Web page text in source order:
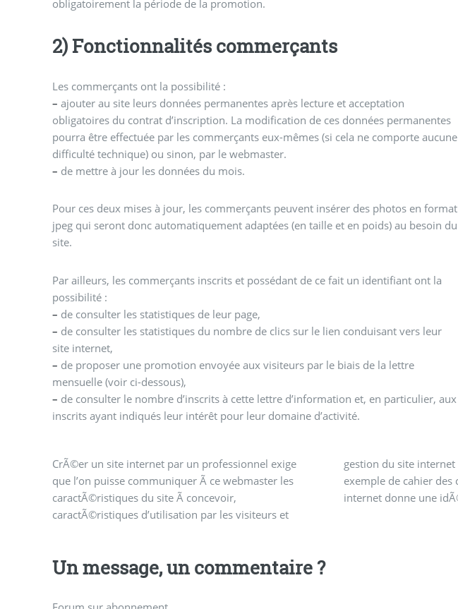
obligatoirement la période de la promotion.
2) Fonctionnalités commerçants
Les commerçants ont la possibilité :
– ajouter au site leurs données permanentes après lecture et acceptation
obligatoires du contrat d’inscription. La modification de ces données permanentes
pourra être effectuée par les commerçants eux-mêmes (si cela ne comporte aucune
difficulté technique) ou sinon, par le webmaster.
– de mettre à jour les données du mois.
Pour ces deux mises à jour, les commerçants peuvent insérer des photos en format
jpeg qui seront donc automatiquement adaptées (en taille et en poids) au besoin du
site.
Par ailleurs, les commerçants inscrits et possédant de ce fait un identifiant ont la
possibilité :
– de consulter les statistiques de leur page,
– de consulter les statistiques du nombre de clics sur le lien conduisant vers leur
site internet,
– de proposer une promotion envoyée aux visiteurs par le biais de la lettre
mensuelle (voir ci-dessous),
– de consulter le nombre d’inscrits à cette lettre d’information et, en particulier, aux
inscrits ayant indiqués leur intérêt pour leur domaine d’activité.
CrÃ©er un site internet par un professionnel exige
que l’on puisse communiquer Ã ce webmaster les
caractÃ©ristiques du site Ã concevoir,
caractÃ©ristiques d’utilisation par les visiteurs et
gestion du site internet depuis son interface. Cet
exemple de cahier des charges pour concevoir un site
internet donne une idÃ©e des informations
Ã communiquer Ã un webmaster pour sous-traiter la
Un message, un commentaire ?